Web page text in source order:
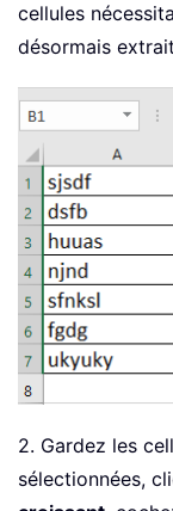
cellules
désormais
2. Gardez les
sélectionnées,